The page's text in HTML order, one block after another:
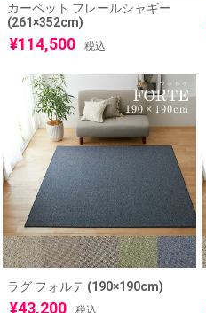
カーペット フレールシャギー
(261×352cm)
¥114,500 税込
ラグ フォルテ (190×190cm)
¥43,200